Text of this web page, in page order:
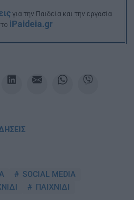
για την Παιδεία και την εργασία
iPaideia.gr
SOCIAL MEDIA
ΠΑΙΧΝΙΔΙ